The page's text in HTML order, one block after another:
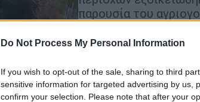
Do Not Process My Personal Information
If you wish to opt-out of the sale, sharing to third
sensitive information for targeted advertising by us,
confirm your selection. Please note that after your
παρουσία του
διαδίκτυο
των αγριογούρουνων